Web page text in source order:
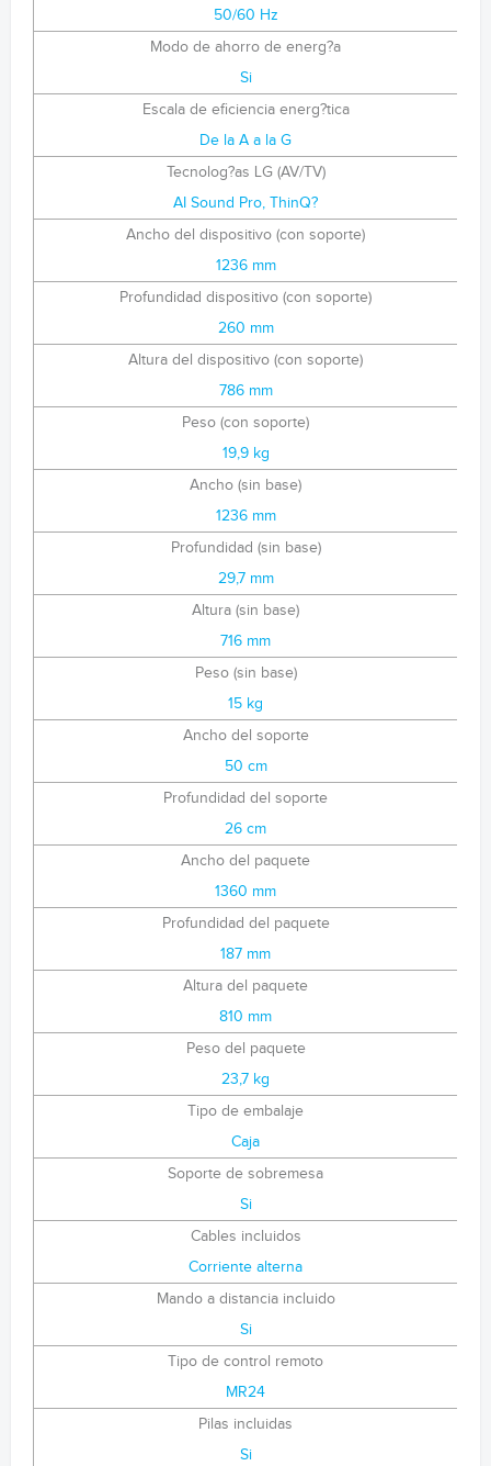
50/60 Hz
Modo de ahorro de energ?a
Si
Escala de eficiencia energ?tica
De la A a la G
Tecnolog?as LG (AV/TV)
AI Sound Pro, ThinQ?
Ancho del dispositivo (con soporte)
1236 mm
Profundidad dispositivo (con soporte)
260 mm
Altura del dispositivo (con soporte)
786 mm
Peso (con soporte)
19,9 kg
Ancho (sin base)
1236 mm
Profundidad (sin base)
29,7 mm
Altura (sin base)
716 mm
Peso (sin base)
15 kg
Ancho del soporte
50 cm
Profundidad del soporte
26 cm
Ancho del paquete
1360 mm
Profundidad del paquete
187 mm
Altura del paquete
810 mm
Peso del paquete
23,7 kg
Tipo de embalaje
Caja
Soporte de sobremesa
Si
Cables incluidos
Corriente alterna
Mando a distancia incluido
Si
Tipo de control remoto
MR24
Pilas incluidas
Si